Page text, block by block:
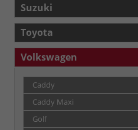
Suzuki
Toyota
Volkswagen
Caddy
Caddy Maxi
Golf